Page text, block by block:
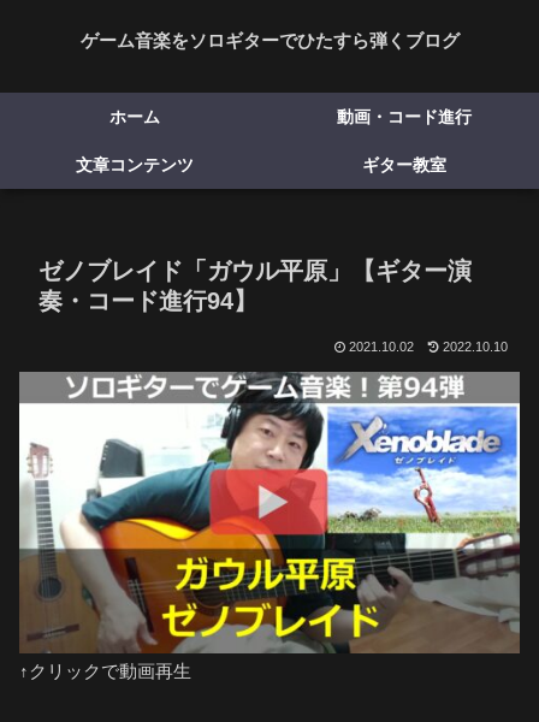
ゲーム音楽をソロギターでひたすら弾くブログ
ホーム 動画・コード進行
文章コンテンツ ギター教室
ゼノブレイド「ガウル平原」【ギター演
奏・コード進行94】
2021.10.02 2022.10.10
↑クリックで動画再生